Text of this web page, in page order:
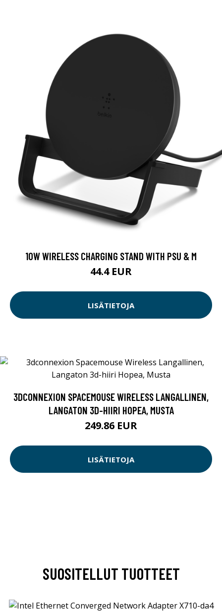
10W WIRELESS CHARGING STAND WITH PSU & M
44.4 EUR
LISÄTIETOJA
3DCONNEXION SPACEMOUSE WIRELESS LANGALLINEN,
LANGATON 3D-HIIRI HOPEA, MUSTA
249.86 EUR
LISÄTIETOJA
SUOSITELLUT TUOTTEET